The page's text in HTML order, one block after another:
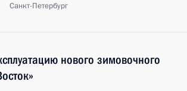
Санкт-Петербург
нового зимовочного